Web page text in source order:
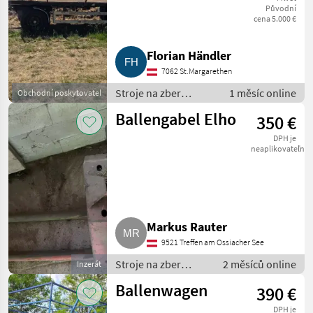
Obchodní poskytovatel
Původní
cena 5.000 €
Florian Händler
7062 St.Margarethen
Stroje na zber
objemových krmív /
transportéry balíkov
1 měsíc online
Inzerát
Ballengabel Elho 350 €
DPH je
neaplikovateľné
Markus Rauter
9521 Treffen am Ossiacher See
Stroje na zber
objemových krmív /
transportéry
2 měsíců online
Ballenwagen 390 €
DPH je